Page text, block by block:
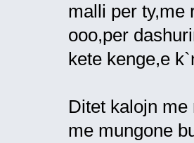
malli per ty,me
ooo,per
kete kenge,e
Ditet kalojn me
me mungone